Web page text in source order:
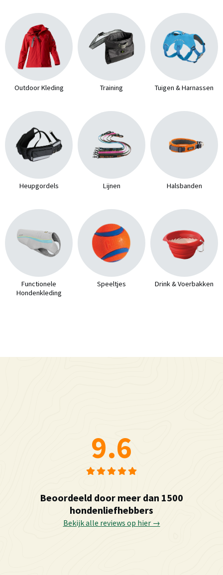
Outdoor Kleding Training Tuigen & Harnassen
Heupgordels Lijnen Halsbanden
Functionele
Hondenkleding
Speeltjes Drink & Voerbakken
9.6
Beoordeeld door meer dan 1500
hondenliefhebbers
Bekijk alle reviews op hier →